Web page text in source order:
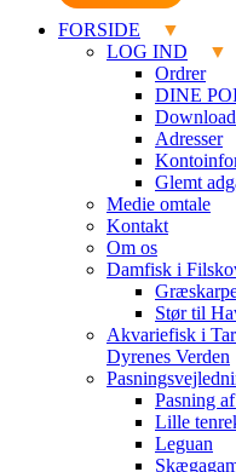
FORSIDE
LOG IND
Ordrer
DINE
Adresser
Glemt
Medie omtale
Kontakt
Om os
Damfisk i
Stør til
Akvariefisk i
Dyrenes Verden
Pasning
Lille
Leguan